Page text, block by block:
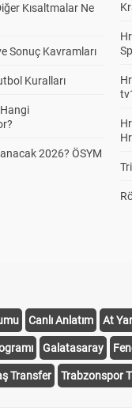
Kısaltmalar Ne
Sonuç Kavramları
Kuralları
2026? ÖSYM
Canlı Anlatım At
Galatasaray
Transfer Trabzonspor